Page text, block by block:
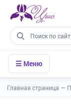
☰ Меню
Главная страница —